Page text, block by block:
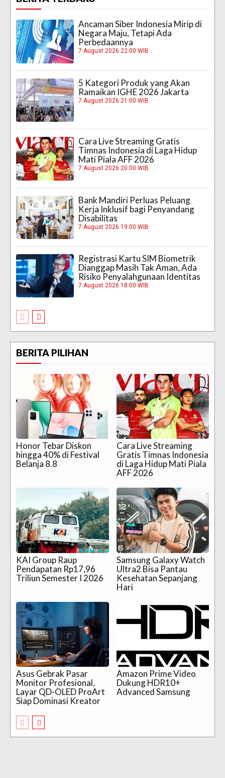
Ancaman Siber Indonesia Mirip di
Negara Maju, Tetapi Ada
Perbedaannya
7 August 2026 22:00 WIB
5 Kategori Produk yang Akan
Ramaikan IGHE 2026 Jakarta
7 August 2026 21:00 WIB
Cara Live Streaming Gratis
Timnas Indonesia di Laga Hidup
Mati Piala AFF 2026
7 August 2026 20:00 WIB
Bank Mandiri Perluas Peluang
Kerja Inklusif bagi Penyandang
Disabilitas
7 August 2026 19:00 WIB
Registrasi Kartu SIM Biometrik
Dianggap Masih Tak Aman, Ada
Risiko Penyalahgunaan Identitas
7 August 2026 18:00 WIB
BERITA PILIHAN
Honor Tebar Diskon
hingga 40% di Festival
Belanja 8.8
Cara Live Streaming
Gratis Timnas Indonesia
di Laga Hidup Mati Piala
AFF 2026
KAI Group Raup
Pendapatan Rp17,96
Triliun Semester I 2026
Samsung Galaxy Watch
Ultra2 Bisa Pantau
Kesehatan Sepanjang
Hari
Asus Gebrak Pasar
Monitor Profesional,
Layar QD-OLED ProArt
Siap Dominasi Kreator
Amazon Prime Video
Dukung HDR10+
Advanced Samsung